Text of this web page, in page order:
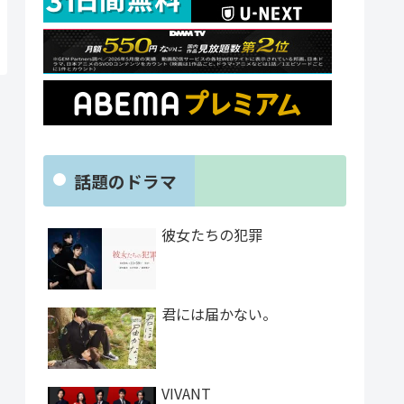
話題のドラマ
彼女たちの犯罪
君には届かない。
VIVANT